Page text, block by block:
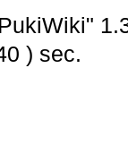
) sec.